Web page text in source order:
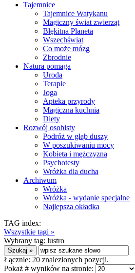
Tajemnice
Tajemnice Watykanu
Magiczny świat zwierząt
Błękitna Planeta
Wszechświat
Co może mózg
Zbrodnie
Natura pomaga
Uroda
Terapie
Joga
Apteka przyrody
Magiczna kuchnia
Diety
Rozwój osobisty
Podróż w głąb duszy
W poszukiwaniu mocy
Kobieta i mężczyzna
Psychotesty
Wróżka dla ducha
Archiwum
Wróżka
Wróżka - wydanie specjalne
Najlepsza okładka
TAG index:
Wszystkie tagi »
Wybrany tag: lustro
Łącznie: 20 znalezionych pozycji.
Pokaż # wyników na stronie: